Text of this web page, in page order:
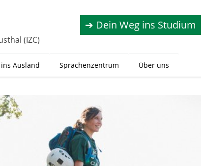
(IZC)
➔ Dein Weg ins Studium
Ausland Sprachenzentrum Über uns